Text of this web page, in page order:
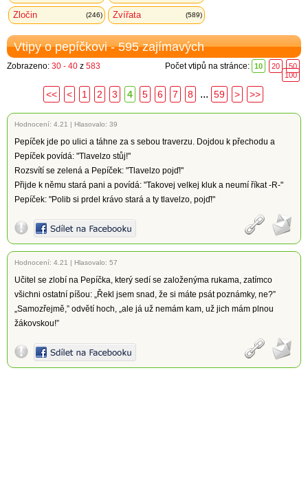
Zločin (246) Zvířata (589)
Vtipy o pepíčkovi - 595 zajímavých
Zobrazeno: 30 - 40 z 583 Počet vtipů na stránce: 10 20
50
100
<< < 1 2 3 4 5 6 7 8 ... 59 > >>
Hodnocení: 4.21 | Hlasovalo: 39
Pepíček jde po ulici a táhne za s sebou traverzu. Dojdou k přechodu a
Pepíček povídá: "Tlavelzo stůj!"
Rozsvítí se zelená a Pepíček: "Tlavelzo pojď!"
Přijde k němu stará pani a povídá: "Takovej velkej kluk a neumí říkat -R-"
Pepíček: "Polib si prdel krávo stará a ty tlavelzo, pojď!"
Hodnocení: 4.21 | Hlasovalo: 57
Učitel se zlobí na Pepíčka, který sedí se založenýma rukama, zatímco
všichni ostatní píšou: „Řekl jsem snad, že si máte psát poznámky, ne?”
„Samozřejmě,” odvětí hoch, „ale já už nemám kam, už jich mám plnou
žákovskou!”